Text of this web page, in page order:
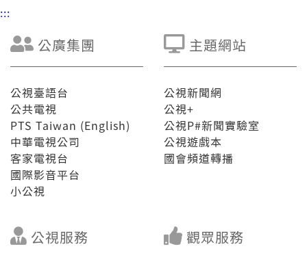
笠間市佮台北用菊花展開交流；日本茨城縣笠間市佮台
北士林官邸，一爿是百冬歷史的菊花祭，一爿是有歷史
記持的城市花展，利用花藝佮展覽對話，毋但分享栽培
七點半，台灣記事簿𤆬你來看台灣米欲入去日本 ，甚至
國際市場的挑戰，紲落才去日本的笠間菊花節，看菊花
是按怎予茨城縣、台北兩座城市來交流。
:::
公廣集團
公視臺語台
公共電視
PTS Taiwan (English)
中華電視公司
客家電視台
國際影音平台
小公視
主題網站
公視新聞網
公視+
公視P#新聞實驗室
公視遊戲本
國會頻道轉播
公視服務 觀眾服務